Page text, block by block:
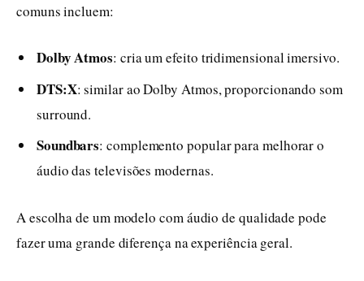
comuns incluem:
Dolby Atmos: cria um efeito tridimensional imersivo.
DTS:X: similar ao Dolby Atmos, proporcionando som
surround.
Soundbars: complemento popular para melhorar o
áudio das televisões modernas.
A escolha de um modelo com áudio de qualidade pode
fazer uma grande diferença na experiência geral.